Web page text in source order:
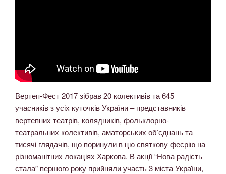
Вертеп-Фест 2017 зібрав 20 колективів та 645
учасників з усіх куточків України – представників
вертепних театрів, колядників, фольклорно-
театральних колективів, аматорських об’єднань та
тисячі глядачів, що поринули в цю святкову феєрію на
різноманітних локаціях Харкова. В акції “Нова радість
стала” першого року прийняли участь 3 міста України,